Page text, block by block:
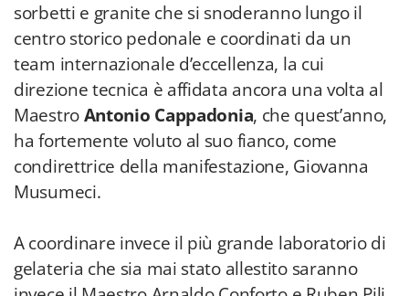
sorbetti e granite che si snoderanno lungo il
centro storico pedonale e coordinati da un
team internazionale d’eccellenza, la cui
direzione tecnica è affidata ancora una volta al
MaestroAntonio Cappadonia, che quest’anno,
ha fortemente voluto al suo fianco, come
condirettrice della manifestazione, Giovanna
Musumeci.
A coordinare invece il più grande laboratorio di
gelateria che sia mai stato allestito saranno